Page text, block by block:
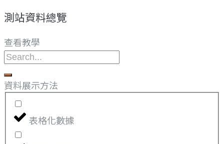
測站資料總覽
查看教學
資料展示方法
表格化數據